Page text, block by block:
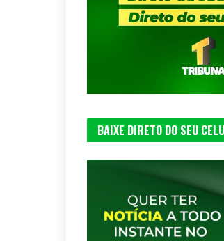
BAIXE DIRETO DO SEU